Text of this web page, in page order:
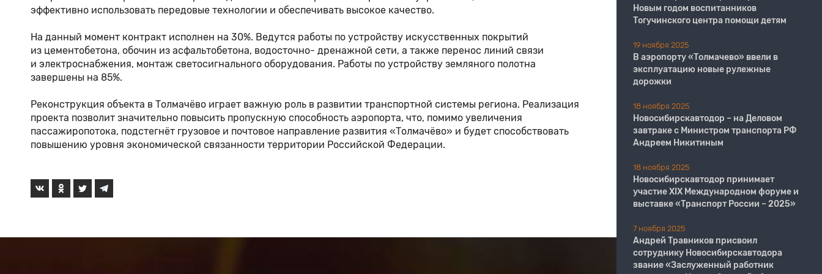
эффективно использовать передовые технологии и обеспечивать высокое качество.
На данный момент контракт исполнен на 30%. Ведутся работы по устройству искусственных покрытий
из цементобетона, обочин из асфальтобетона, водосточно- дренажной сети, а также перенос линий связи
и электроснабжения, монтаж светосигнального оборудования. Работы по устройству земляного полотна
завершены на 85%.
Реконструкция объекта в Толмачёво играет важную роль в развитии транспортной системы региона. Реализация
проекта позволит значительно повысить пропускную способность аэропорта, что, помимо увеличения
пассажиропотока, подстегнёт грузовое и почтовое направление развития «Толмачёво» и будет способствовать
повышению уровня экономической связанности территории Российской Федерации.
Новым годом воспитанников
Тогучинского центра помощи детям
19 ноября 2025
В аэропорту «Толмачево» ввели в
эксплуатацию новые рулежные
дорожки
18 ноября 2025
Новосибирскавтодор – на Деловом
завтраке с Министром транспорта РФ
Андреем Никитиным
18 ноября 2025
Новосибирскавтодор принимает
участие XIX Международном форуме и
выставке «Транспорт России – 2025»
7 ноября 2025
Андрей Травников присвоил
сотруднику Новосибирскавтодора
звание «Заслуженный работник